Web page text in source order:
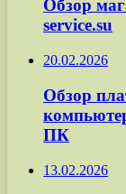
Обзор
service.su
20.02.2026
Обзор
ПК
13.02.2026